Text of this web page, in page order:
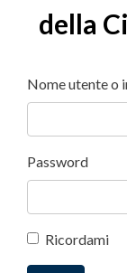
della
Nome utente o
Password
Ricordami